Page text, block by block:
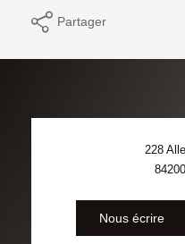
Partager
228
84200
Nous écrire